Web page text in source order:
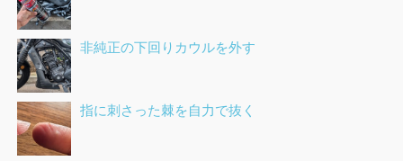
非純正の下回りカウルを外す
指に刺さった棘を自力で抜く